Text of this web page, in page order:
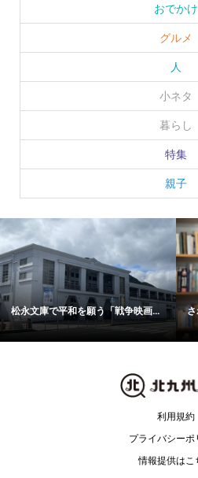
おでかけ
グルメ
人
小ネタ
暮らし
特集
親子
松永文庫で平和を願う「戦争映画...
利用規約
プライバシーポ
情報提供はこ